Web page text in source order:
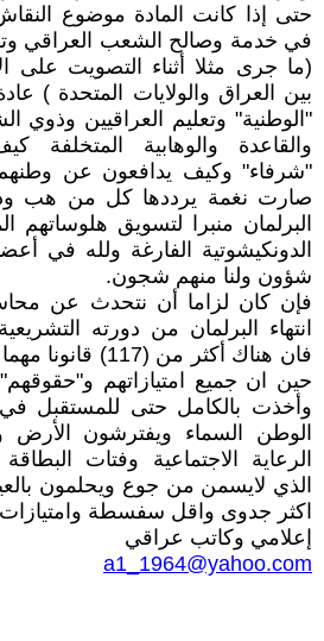
حتى إذا كانت المادة موضوع
في خدمة وصالح الشعب العراقي
(ما جرى مثلا أثناء التصويت على
بين العراق والولايات المتحدة )
"الوطنية" وتعليم العراقيين وذوي
والقاعدة والوهابية المتخلفة
"شرفاء" وكيف يدافعون عن وطنهم
صارت نغمة يرددها كل من هب
البرلمان منبرا لتسويق هلوساتهم
الدونكيشوتية الفارغة ولله في
شؤون ولنا منهم شجون.
فإن كان لزاما أن نتحدث عن
انتهاء البرلمان من دورته
فان هناك أكثر من
حين ان جميع امتيازاتهم
وأخذت بالكامل حتى للمستقبل
الوطن السماء ويفترشون الأرض
الرعاية الاجتماعية وفتات البطاقة
الذي لايسمن من جوع ويحلمون
اكثر جدوى واقل سفسطة
إعلامي وكاتب عراقي
a1_1964@yahoo.com